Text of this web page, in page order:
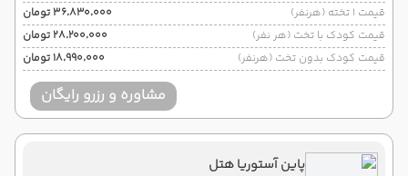
قیمت 1 تخته (هرنفر)
۳۶٬۸۳۰٬۰۰۰ تومان
قیمت کودک با تخت (هر نفر)
۲۸٬۲۰۰٬۰۰۰ تومان
قیمت کودک بدون تخت (هرنفر)
۱۸٬۹۹۰٬۰۰۰ تومان
مشاوره و رزرو رایگان
پاین آستوریا هتل